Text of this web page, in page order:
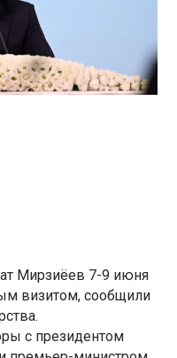
Мирзиёев 7-9 июня
визитом, сообщили
с президентом